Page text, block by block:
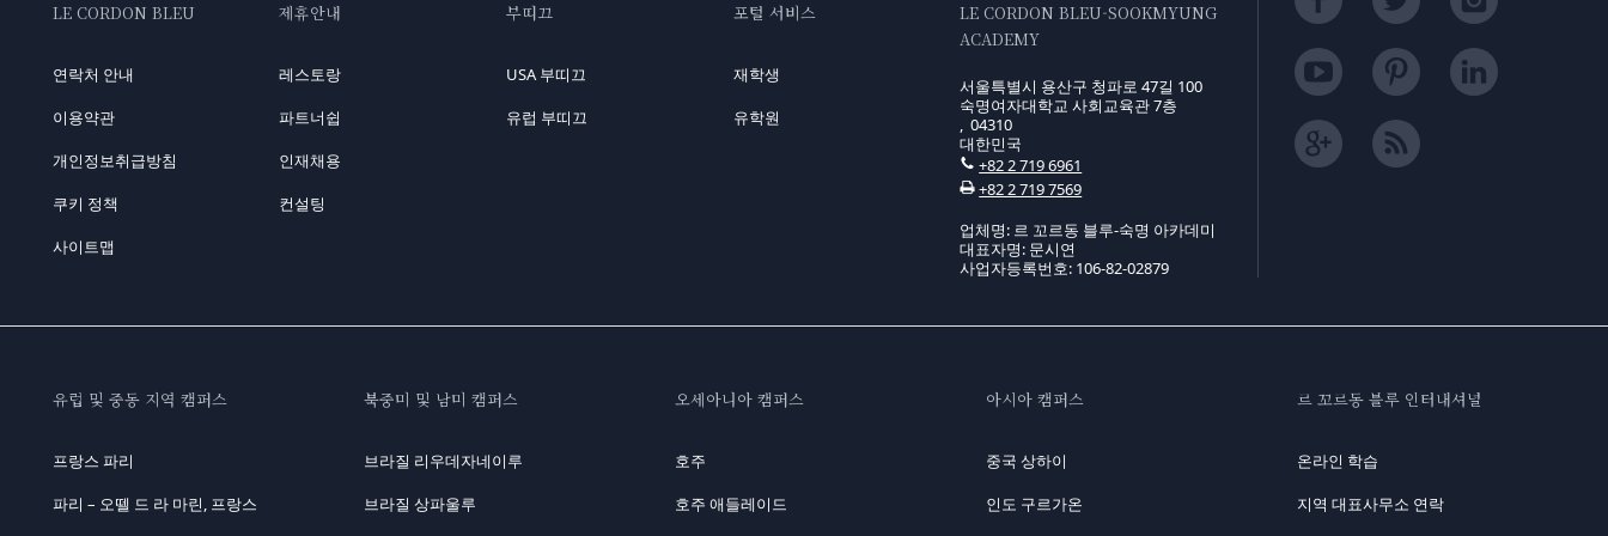
LE CORDON BLEU
연락처 안내
이용약관
개인정보취급방침
쿠키 정책
사이트맵
제휴안내
레스토랑
파트너쉽
인재채용
컨설팅
부띠끄
USA 부띠끄
유럽 부띠끄
포털 서비스
재학생
유학원
LE CORDON BLEU-SOOKMYUNG
ACADEMY
서울특별시 용산구 청파로 47길 100
숙명여자대학교 사회교육관 7층
, 04310
대한민국
+82 2 719 6961
+82 2 719 7569
업체명: 르 꼬르동 블루-숙명 아카데미
대표자명: 문시연
사업자등록번호: 106-82-02879
유럽 및 중동 지역 캠퍼스
프랑스 파리
파리 – 오뗄 드 라 마린, 프랑스
북중미 및 남미 캠퍼스
브라질 리우데자네이루
브라질 상파울루
오세아니아 캠퍼스
호주
호주 애들레이드
아시아 캠퍼스
중국 상하이
인도 구르가온
르 꼬르동 블루 인터내셔널
온라인 학습
지역 대표사무소 연락